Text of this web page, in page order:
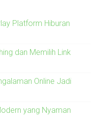
Platform Hiburan
dan Memilih Link
Online Jadi
yang Nyaman